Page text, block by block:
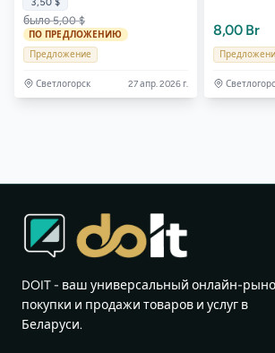
было 5,00 $
ПО ПРЕДЛОЖЕНИЮ
Предложение
Светлогорск 27 апр. 2026 г.
8,00 Br
DOIT - ваш универсальный онлайн-
покупки и продажи товаров и услуг в
Беларуси.